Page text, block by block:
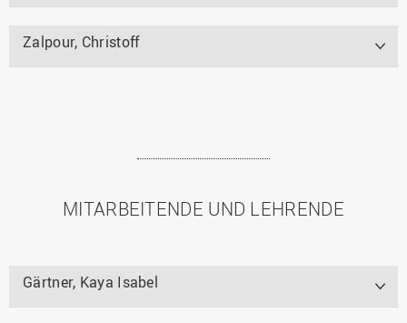
Zalpour, Christoff
MITARBEITENDE UND LEHRENDE
Gärtner, Kaya Isabel